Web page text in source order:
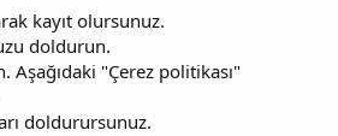
kayıt olursunuz.
doldurun.
Aşağıdaki "Çerez politikası"
doldurursunuz.